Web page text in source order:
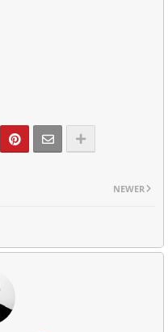
NEWER